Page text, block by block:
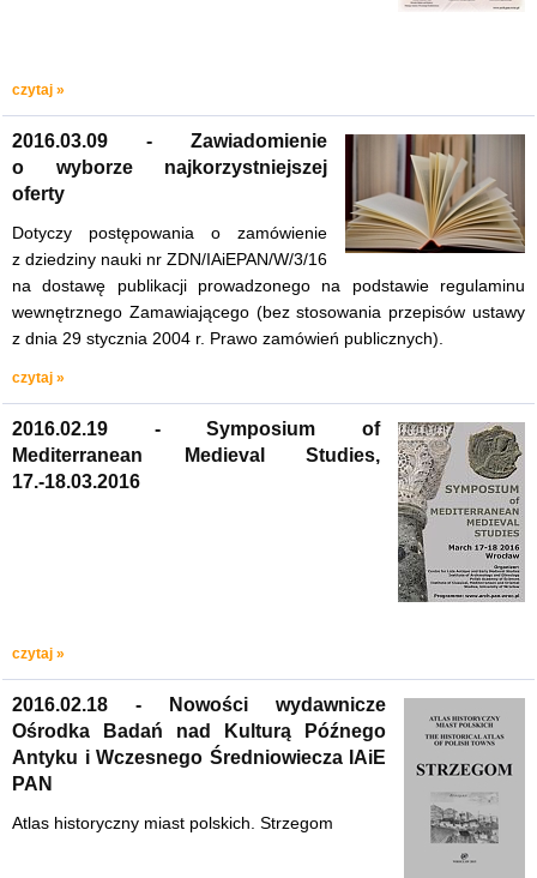
czytaj »
2016.03.09 - Zawiadomienie
o wyborze najkorzystniejszej
oferty
Dotyczy postępowania o zamówienie
z dziedziny nauki nr ZDN/IAiEPAN/W/3/16
na dostawę publikacji prowadzonego na podstawie regulaminu
wewnętrznego Zamawiającego (bez stosowania przepisów ustawy
z dnia 29 stycznia 2004 r. Prawo zamówień publicznych).
czytaj »
2016.02.19 - Symposium of
Mediterranean Medieval Studies,
17.-18.03.2016
czytaj »
2016.02.18 - Nowości wydawnicze
Ośrodka Badań nad Kulturą Późnego
Antyku i Wczesnego Średniowiecza IAiE
PAN
Atlas historyczny miast polskich. Strzegom